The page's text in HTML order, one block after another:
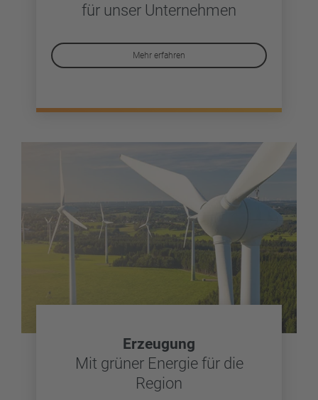
für unser Unternehmen
Mehr erfahren
Erzeugung
Mit grüner Energie für die
Region